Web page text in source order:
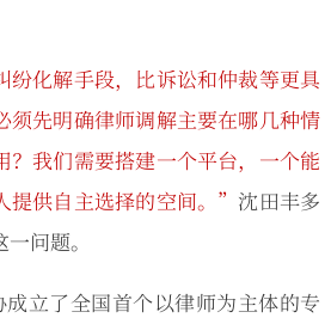
纷化解手段，比诉讼和仲裁等更具
须先明确律师调解主要在哪几种情
？我们需要搭建一个平台，一个能
提供自主选择的空间。” 沈田丰多
问题。
立了全国首个以律师为主体的专